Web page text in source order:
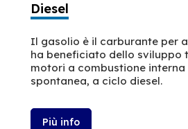
Diesel
Il gasolio è il carburante per
ha beneficiato dello sviluppo
motori a combustione
spontanea, a ciclo diesel.
Più info